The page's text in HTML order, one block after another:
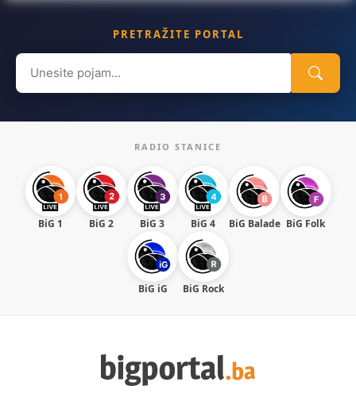
PRETRAŽITE PORTAL
Search
for:
RADIO STANICE
BiG 1 BiG 2 BiG 3 BiG 4 BiG Balade BiG Folk
BiG iG BiG Rock